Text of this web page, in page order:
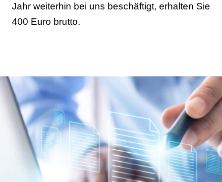
Jahr weiterhin bei uns beschäftigt, erhalten Sie
400 Euro brutto.